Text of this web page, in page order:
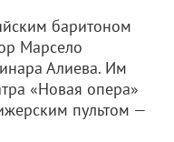
баритоном
Марсело
Алиева. Им
«Новая опера»
пультом —